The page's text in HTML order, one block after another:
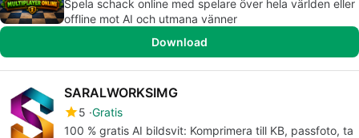
Spela schack online med spelare över hela världen eller
offline mot AI och utmana vänner
Download
SARALWORKSIMG
5 Gratis
100 % gratis AI bildsvit: Komprimera till KB, passfoto, ta